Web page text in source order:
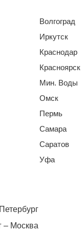
Волгоград
Иркутск
Краснодар
Красноярск
Мин. Воды
Омск
Пермь
Самара
Саратов
Уфа
– Москва